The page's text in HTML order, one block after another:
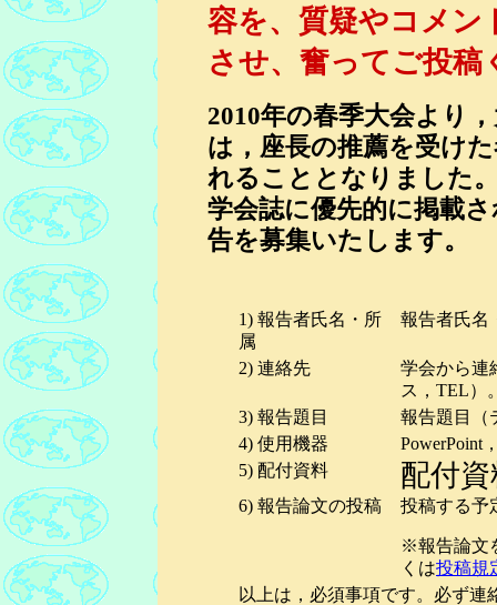
容を、質疑やコメン
させ、奮ってご投稿
2010年の春季大会より
は，座長の推薦を受け
れることとなりました
学会誌に優先的に掲載
告を募集いたします。
1) 報告者氏名・所
属
報告者氏名
2) 連絡先
学会から連
ス，TEL）
3) 報告題目
報告題目（
4) 使用機器
PowerPoint
5) 配付資料
配付
6) 報告論文の投稿 投稿する
※報告論文
くは投稿規
以上は，必須事項です。必ず連